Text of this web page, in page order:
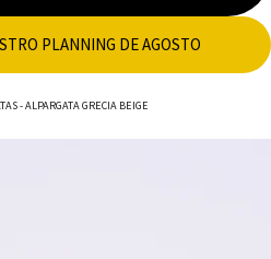
PLANNING DE AGOSTO
-ALPARGATA GRECIA BEIGE